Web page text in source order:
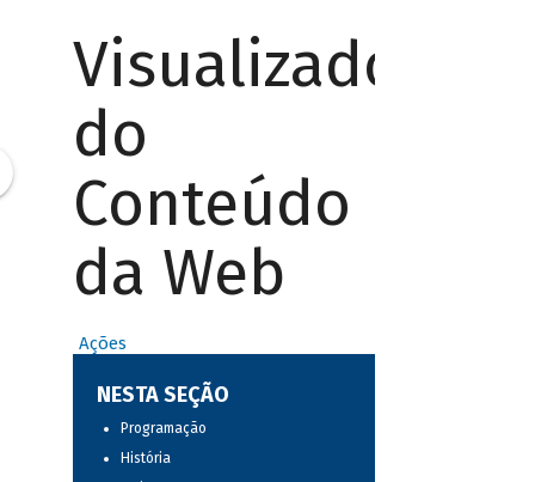
Visualizador
do
Conteúdo
da Web
Ações
NESTA SEÇÃO
Programação
História